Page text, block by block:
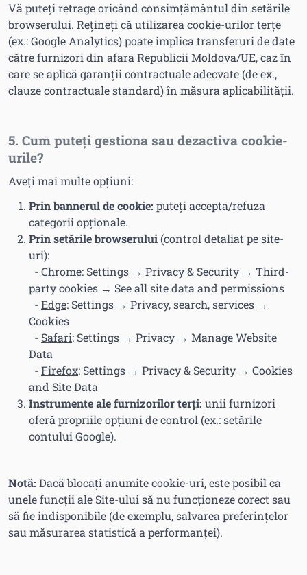
Vă puteți retrage oricând consimțământul din setările
browserului. Rețineți că utilizarea cookie-urilor terțe
(ex.: Google Analytics) poate implica transferuri de date
către furnizori din afara Republicii Moldova/UE, caz în
care se aplică garanții contractuale adecvate (de ex.,
clauze contractuale standard) în măsura aplicabilității.
5. Cum puteți gestiona sau dezactiva cookie-
urile?
Aveți mai multe opțiuni:
Prin bannerul de cookie: puteți accepta/refuza
categorii opționale.
Prin setările browserului (control detaliat pe site-
uri):
- Chrome: Settings → Privacy & Security → Third-
party cookies → See all site data and permissions
- Edge: Settings → Privacy, search, services →
Cookies
- Safari: Settings → Privacy → Manage Website
Data
- Firefox: Settings → Privacy & Security → Cookies
and Site Data
Instrumente ale furnizorilor terți: unii furnizori
oferă propriile opțiuni de control (ex.: setările
contului Google).
Notă: Dacă blocați anumite cookie-uri, este posibil ca
unele funcții ale Site-ului să nu funcționeze corect sau
să fie indisponibile (de exemplu, salvarea preferințelor
sau măsurarea statistică a performanței).